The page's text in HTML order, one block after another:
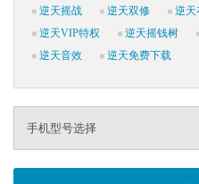
逆天摇战
逆天双修 逆天
逆天VIP特权
逆天摇钱树
逆天音效
逆天免费下载
手机型号选择